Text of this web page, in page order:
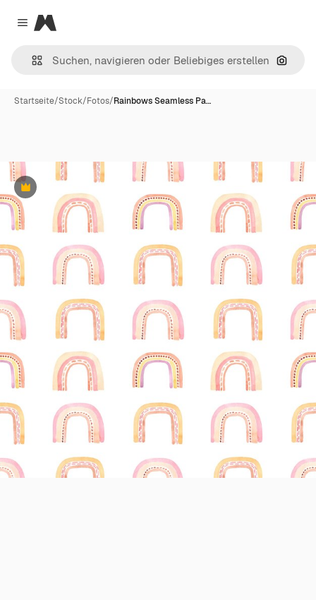
Close menu
Magnific
Nach
Startseite/Stock/Fotos/Rainbows Seamless Pa…
Premium